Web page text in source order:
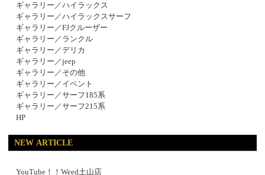
ギャラリー／ハイラックス
ギャラリー／ハイラックスサーフ
ギャラリー／FJクルーザー
ギャラリー／ランクル
ギャラリー／デリカ
ギャラリー／jeep
ギャラリー／その他
ギャラリー／イベント
ギャラリー／サーフ185系
ギャラリー／サーフ215系
HP
NEW ARTICLE
YouTube！！Weed土山店